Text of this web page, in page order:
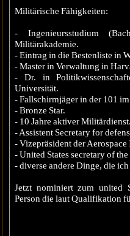
Militärische Fähigkeiten:
- Ingenieursstudium
Militärakademie.
- Eintrag in die Bestenliste in
- Master in Verwaltung in
- Dr. in
Universität.
- Fallschirmjäger in der 101
- Bronze Star.
- 10 Jahre aktiver Militärdienst.
- Assistent Secretary for
- Vizepräsident der
- United States secretary of the
- diverse andere Dinge, die ich
Jetzt nominiert zum united
Person die laut Qualifikation